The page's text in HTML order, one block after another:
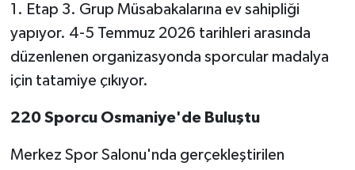
1. Etap 3. Grup Müsabakalarına ev sahipliği
yapıyor. 4-5 Temmuz 2026 tarihleri arasında
düzenlenen organizasyonda sporcular madalya
için tatamiye çıkıyor.
220 Sporcu Osmaniye'de Buluştu
Merkez Spor Salonu'nda gerçekleştirilen